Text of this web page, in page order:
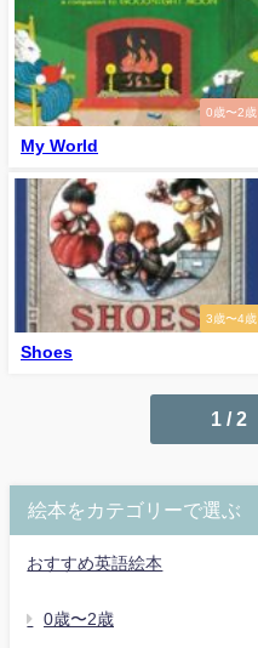
0歳〜2歳
My World
3歳〜4歳
Shoes
1 / 2
絵本をカテゴリーで選ぶ
おすすめ英語絵本
0歳〜2歳